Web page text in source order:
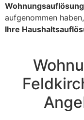
aufgenommen
Ihre